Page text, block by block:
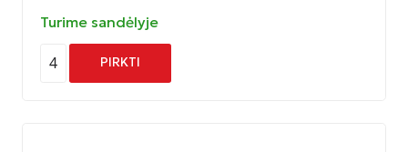
Turime sandėlyje
4 PIRKTI